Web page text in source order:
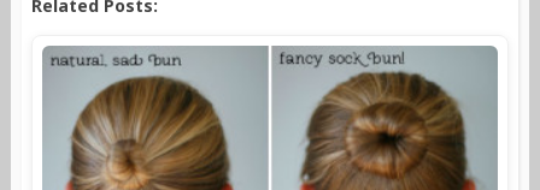
Related Posts: